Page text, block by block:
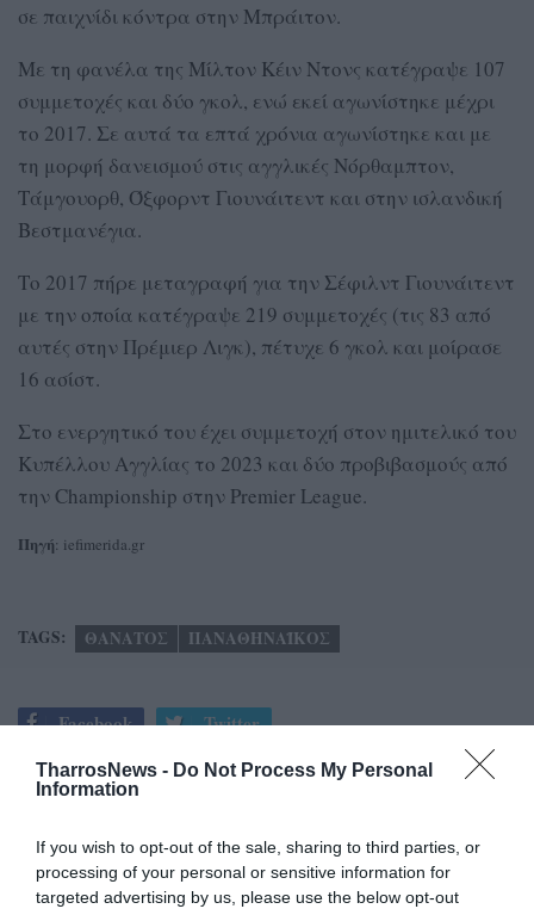
TharrosNews - Do Not Process My Personal
Information
If you wish to opt-out of the sale, sharing to third parties, or
processing of your personal or sensitive information for
targeted advertising by us, please use the below opt-out
σε παιχνίδι κόντρα στην Μπράιτον.
Με τη φανέλα της Μίλτον Κέιν Ντονς κατέγραψε 107
συμμετοχές και δύο γκολ, ενώ εκεί αγωνίστηκε μέχρι
το 2017. Σε αυτά τα επτά χρόνια αγωνίστηκε και με
τη μορφή δανεισμού στις αγγλικές Νόρθαμπτον,
Τάμγουορθ, Όξφορντ Γιουνάιτεντ και στην ισλανδική
Βεστμανέγια.
Το 2017 πήρε μεταγραφή για την Σέφιλντ Γιουνάιτεντ
με την οποία κατέγραψε 219 συμμετοχές (τις 83 από
αυτές στην Πρέμιερ Λιγκ), πέτυχε 6 γκολ και μοίρασε
16 ασίστ.
Στο ενεργητικό του έχει συμμετοχή στον ημιτελικό του
Κυπέλλου Αγγλίας το 2023 και δύο προβιβασμούς από
την Championship στην Premier League.
Πηγή: iefimerida.gr
TAGS: ΘΑΝΑΤΟΣ ΠΑΝΑΘΗΝΑΪΚΟΣ
Facebook Twitter